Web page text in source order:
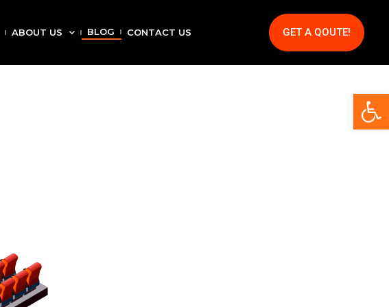
ABOUT US BLOG CONTACT US GET A QOUTE!